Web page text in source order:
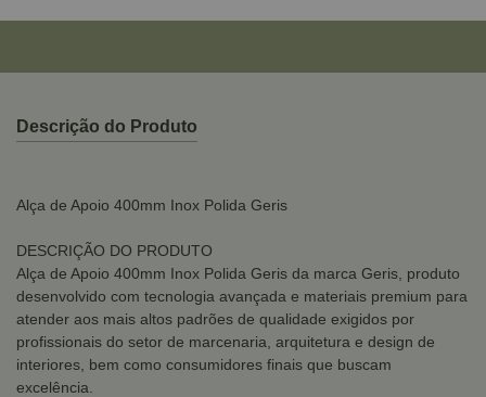
Descrição do Produto
Alça de Apoio 400mm Inox Polida Geris
DESCRIÇÃO DO PRODUTO
Alça de Apoio 400mm Inox Polida Geris da marca Geris, produto
desenvolvido com tecnologia avançada e materiais premium para
atender aos mais altos padrões de qualidade exigidos por
profissionais do setor de marcenaria, arquitetura e design de
interiores, bem como consumidores finais que buscam
excelência.